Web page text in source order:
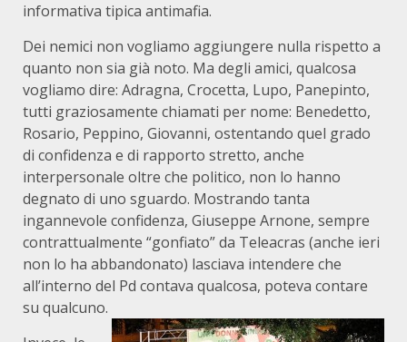
informativa tipica antimafia.
Dei nemici non vogliamo aggiungere nulla rispetto a
quanto non sia già noto. Ma degli amici, qualcosa
vogliamo dire: Adragna, Crocetta, Lupo, Panepinto,
tutti graziosamente chiamati per nome: Benedetto,
Rosario, Peppino, Giovanni, ostentando quel grado
di confidenza e di rapporto stretto, anche
interpersonale oltre che politico, non lo hanno
degnato di uno sguardo. Mostrando tanta
ingannevole confidenza, Giuseppe Arnone, sempre
contrattualmente “gonfiato” da Teleacras (anche ieri
non lo ha abbandonato) lasciava intendere che
all’interno del Pd contava qualcosa, poteva contare
su qualcuno.